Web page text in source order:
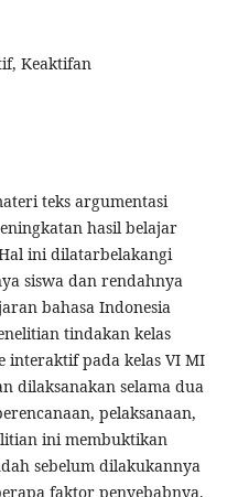
Keaktifan
teks argumentasi
hasil belajar
ini dilatarbelakangi
siswa dan rendahnya
bahasa Indonesia
tindakan kelas
interaktif pada kelas VI MI
dilaksanakan selama dua
pelaksanaan,
ini membuktikan
sebelum dilakukannya
faktor penyebabnya.